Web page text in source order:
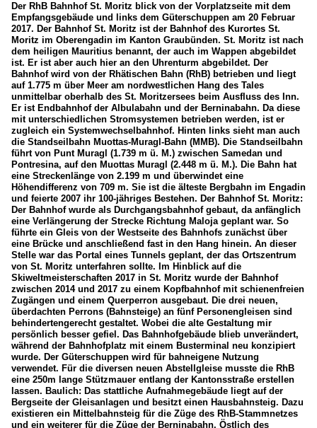
Der RhB Bahnhof St. Moritz blick von der Vorplatzseite mit dem
Empfangsgebäude und links dem Güterschuppen am 20 Februar
2017. Der Bahnhof St. Moritz ist der Bahnhof des Kurortes St.
Moritz im Oberengadin im Kanton Graubünden. St. Moritz ist nach
dem heiligen Mauritius benannt, der auch im Wappen abgebildet
ist. Er ist aber auch hier an den Uhrenturm abgebildet. Der
Bahnhof wird von der Rhätischen Bahn (RhB) betrieben und liegt
auf 1.775 m über Meer am nordwestlichen Hang des Tales
unmittelbar oberhalb des St. Moritzersees beim Ausfluss des Inn.
Er ist Endbahnhof der Albulabahn und der Berninabahn. Da diese
mit unterschiedlichen Stromsystemen betrieben werden, ist er
zugleich ein Systemwechselbahnhof. Hinten links sieht man auch
die Standseilbahn Muottas-Muragl-Bahn (MMB). Die Standseilbahn
führt von Punt Muragl (1.739 m ü. M.) zwischen Samedan und
Pontresina, auf den Muottas Muragl (2.448 m ü. M.). Die Bahn hat
eine Streckenlänge von 2.199 m und überwindet eine
Höhendifferenz von 709 m. Sie ist die älteste Bergbahn im Engadin
und feierte 2007 ihr 100-jähriges Bestehen. Der Bahnhof St. Moritz:
Der Bahnhof wurde als Durchgangsbahnhof gebaut, da anfänglich
eine Verlängerung der Strecke Richtung Maloja geplant war. So
führte ein Gleis von der Westseite des Bahnhofs zunächst über
eine Brücke und anschließend fast in den Hang hinein. An dieser
Stelle war das Portal eines Tunnels geplant, der das Ortszentrum
von St. Moritz unterfahren sollte. Im Hinblick auf die
Skiweltmeisterschaften 2017 in St. Moritz wurde der Bahnhof
zwischen 2014 und 2017 zu einem Kopfbahnhof mit schienenfreien
Zugängen und einem Querperron ausgebaut. Die drei neuen,
überdachten Perrons (Bahnsteige) an fünf Personengleisen sind
behindertengerecht gestaltet. Wobei die alte Gestaltung mir
persönlich besser gefiel. Das Bahnhofgebäude blieb unverändert,
während der Bahnhofplatz mit einem Busterminal neu konzipiert
wurde. Der Güterschuppen wird für bahneigene Nutzung
verwendet. Für die diversen neuen Abstellgleise musste die RhB
eine 250m lange Stützmauer entlang der Kantonsstraße erstellen
lassen. Baulich: Das stattliche Aufnahmegebäude liegt auf der
Bergseite der Gleisanlagen und besitzt einen Hausbahnsteig. Dazu
existieren ein Mittelbahnsteig für die Züge des RhB-Stammnetzes
und ein weiterer für die Züge der Berninabahn. Östlich des